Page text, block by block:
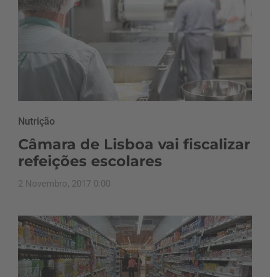
Nutrição
Câmara de Lisboa vai fiscalizar
refeições escolares
2 Novembro, 2017 0:00